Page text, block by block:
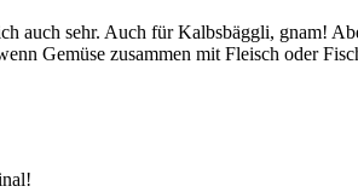
auch sehr. Auch für Kalbsbäggli, gnam!
Gemüse zusammen mit Fleisch oder